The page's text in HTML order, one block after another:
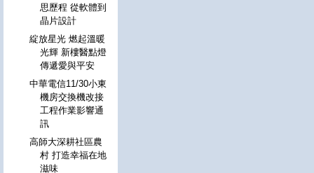
思歷程 從軟體到
晶片設計
綻放星光 燃起溫暖
光輝 新樓醫點燈
傳遞愛與平安
中華電信11/30小東
機房交換機改接
工程作業影響通
訊
高師大深耕社區農
村 打造幸福在地
滋味